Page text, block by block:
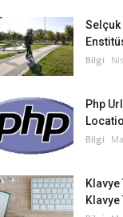
Bilgi
Php
Bilgi